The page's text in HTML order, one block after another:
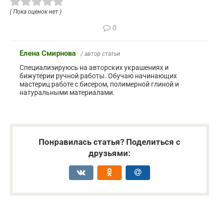
( Пока оценок нет )
0
Елена Смирнова / автор статьи
Специализируюсь на авторских украшениях и
бижутерии ручной работы. Обучаю начинающих
мастериц работе с бисером, полимерной глиной и
натуральными материалами.
Понравилась статья? Поделиться с
друзьями: